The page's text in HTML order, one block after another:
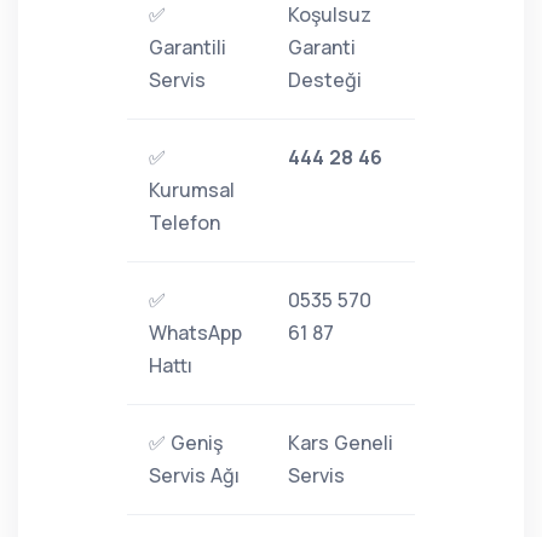
✅
Garantili
Servis
Koşulsuz
Garanti
Desteği
✅
Kurumsal
Telefon
444 28 46
✅
WhatsApp
Hattı
0535 570
61 87
✅ Geniş
Servis Ağı
Kars Geneli
Servis